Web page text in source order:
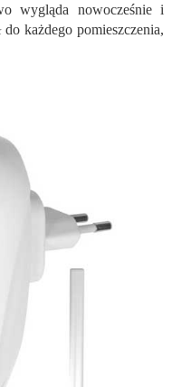
wygląda nowocześnie i
każdego pomieszczenia,